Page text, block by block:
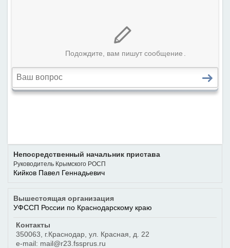
Непосредственный начальник пристава
Руководитель Крымского РОСП
Кийков Павел Геннадьевич
Вышестоящая организация
УФССП России по Краснодарскому краю
Контакты
350063
г.Краснодар ул. Красная, д. 22
e-mail: mail@r23.fssprus.ru